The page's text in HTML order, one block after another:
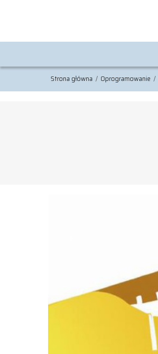
Strona główna / Oprogramowanie /